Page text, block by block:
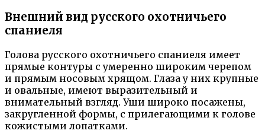
Внешний вид русского охотничьего
спаниеля
Голова русского охотничьего спаниеля имеет
прямые контуры с умеренно широким черепом
и прямым носовым хрящом. Глаза у них крупные
и овальные, имеют выразительный и
внимательный взгляд. Уши широко посажены,
закругленной формы, с прилегающими к голове
кожистыми лопатками.